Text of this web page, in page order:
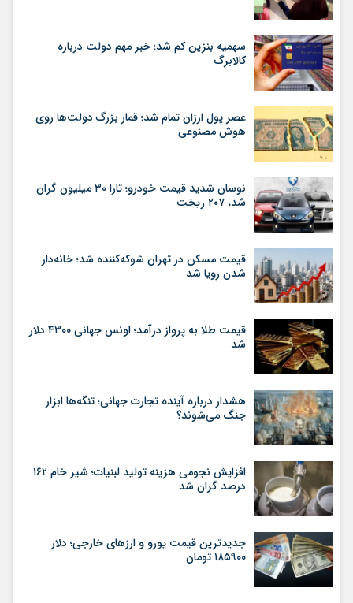
سهمیه بنزین کم شد؛ خبر مهم دولت درباره
کالابرگ
عصر پول ارزان تمام شد؛ قمار بزرگ دولت‌ها روی
هوش مصنوعی
نوسان شدید قیمت خودرو؛ تارا ۳۰ میلیون گران
شد، ۲۰۷ ریخت
قیمت مسکن در تهران شوکه‌کننده شد؛ خانه‌دار
شدن رویا شد
قیمت طلا به پرواز درآمد؛ اونس جهانی ۴۳۰۰ دلار
شد
هشدار درباره آینده تجارت جهانی؛ تنگه‌ها ابزار
جنگ می‌شوند؟
افزایش نجومی هزینه تولید لبنیات؛ شیر خام ۱۶۲
درصد گران شد
جدیدترین قیمت یورو و ارزهای خارجی؛ دلار
۱۸۵۹۰۰ تومان